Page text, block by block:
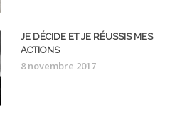
JE DÉCIDE ET JE RÉUSSIS MES
ACTIONS
8 novembre 2017